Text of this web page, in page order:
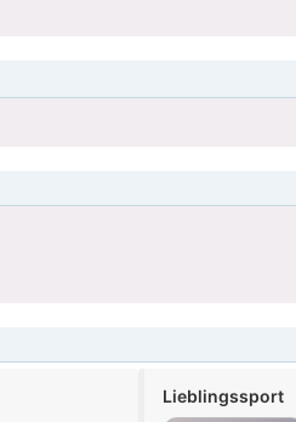
Lieblingssport